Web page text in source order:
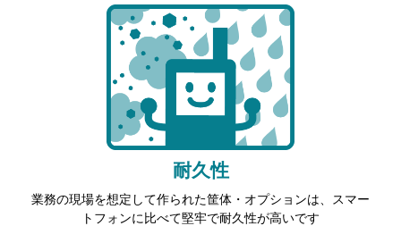
耐久性
業務の現場を想定して作られた筐体・オプションは、スマー
トフォンに比べて堅牢で耐久性が高いです